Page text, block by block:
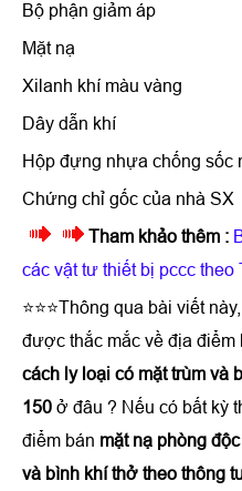
Bộ phận giảm áp
Mặt nạ
Xilanh khí màu vàng
Dây dẫn khí
Hộp đựng nhựa chống sốc
Chứng chỉ gốc của nhà SX
Tham khảo thêm :
các vật tư thiết bị pccc theo
⭐⭐⭐Thông qua bài viết
được thắc mắc về địa điểm
cách ly loại có mặt trùm và
150 ở đâu ? Nếu có bất kỳ
điểm bán mặt nạ phòng
và bình khí thở theo thông